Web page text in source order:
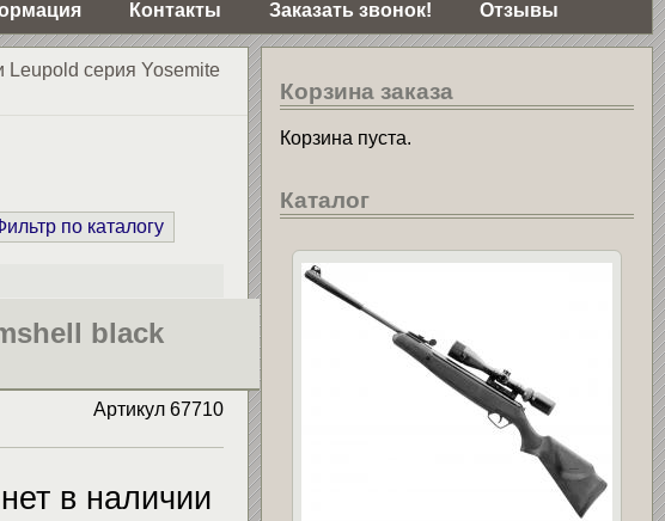
Контакты Заказать звонок! Отзывы
Leupold серия Yosemite
по каталогу
black
Артикул67710
в наличии
Корзина заказа
Корзина пуста.
Каталог